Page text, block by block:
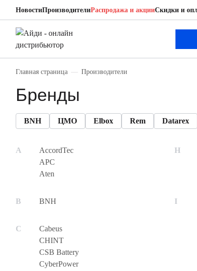
НовостиПроизводителиРаспродажа и акцииСкидки и
Главная страница Производители
Бренды
BNH ЦМО Elbox Rem Datarex
AccordTec
APC
Aten
BNH
Cabeus
CHINT
CSB Battery
CyberPower